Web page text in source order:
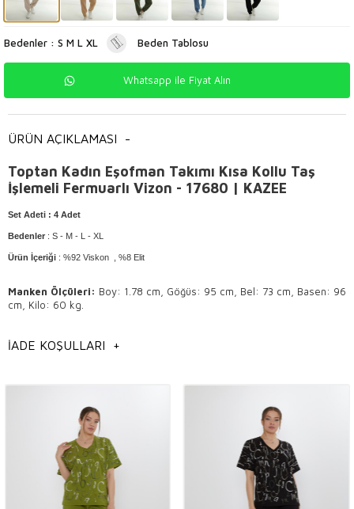
Bedenler : S M L XL Beden Tablosu
Whatsapp ile Fiyat Alın
ÜRÜN AÇIKLAMASI -
Toptan Kadın Eşofman Takımı Kısa Kollu Taş
İşlemeli Fermuarlı Vizon - 17680 | KAZEE
Set Adeti : 4 Adet
Bedenler : S - M - L - XL
Ürün İçeriği : %92 Viskon , %8 Elit
Manken Ölçüleri: Boy: 1.78 cm, Göğüs: 95 cm, Bel: 73 cm, Basen: 96
cm, Kilo: 60 kg.
Ürünün tersini çevirerek yıkayınız.
Kuru temizlemeye uygundur.
Genel Bilgilendirme
Toptan Kadıneşofman takımı modelleri,
İstanbul toptan eşofman takımı modelleri,
Toptan kadın giyim modelleri,
İADE KOŞULLARI +